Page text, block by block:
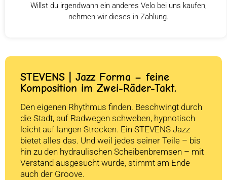
Willst du irgendwann ein anderes Velo bei uns kaufen,
nehmen wir dieses in Zahlung.
STEVENS | Jazz Forma – feine
Komposition im Zwei-Räder-Takt.
Den eigenen Rhythmus finden. Beschwingt durch
die Stadt, auf Radwegen schweben, hypnotisch
leicht auf langen Strecken. Ein STEVENS Jazz
bietet alles das. Und weil jedes seiner Teile – bis
hin zu den hydraulischen Scheibenbremsen – mit
Verstand ausgesucht wurde, stimmt am Ende
auch der Groove.